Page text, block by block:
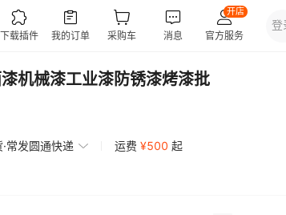
机械漆工业漆防锈漆烤漆批
常发圆通快递 运费 ¥500 起